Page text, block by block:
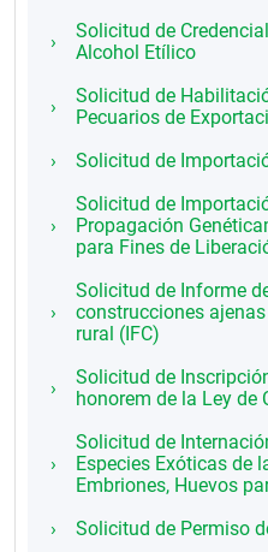
Solicitud de
Alcohol Etílico
Solicitud de
Pecuarios de
Solicitud de
Solicitud de
Propagación
para Fines de
Solicitud de Informe
construcciones
rural (IFC)
Solicitud de
honorem de la Ley de
Solicitud de
Especies Exóticas de
Embriones, Huevos
Solicitud de Permiso